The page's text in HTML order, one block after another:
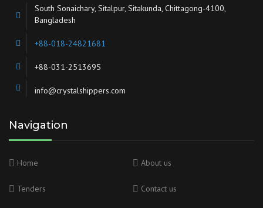
South Sonaichary, Sitalpur, Sitakunda, Chittagong-4100,
Bangladesh
+88-018-24821681
+88-031-2513695
info@crystalshippers.com
Navigation
Home About us
Tenders Contact us